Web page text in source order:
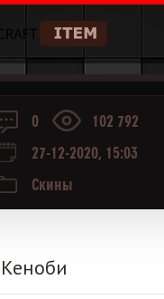
0
102 792
27-12-2020, 15:03
Скины